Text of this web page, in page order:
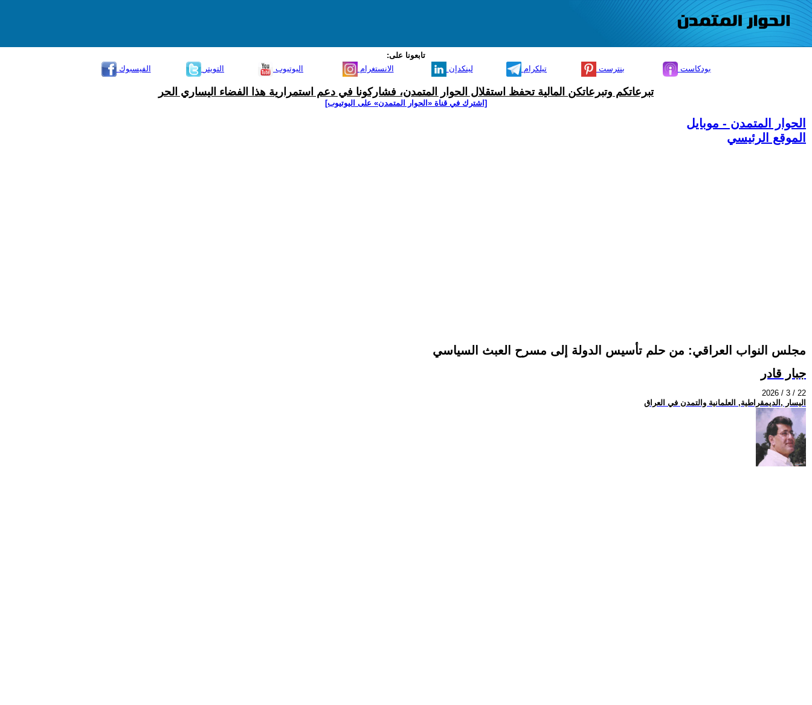
تابعونا على:
الفيسبوك
التويتر اليوتيوب الانستغرام لينكدإن تيلكرام بنترست بودكاست
تبرعاتكم وتبرعاتكن المالية تحفظ استقلال الحوار المتمدن، فشاركونا في دعم استمرارية هذا الفضاء اليساري الحر
[اشترك في قناة ‫«الحوار المتمدن» على اليوتيوب]
الحوار المتمدن - موبايل
الموقع الرئيسي
مجلس النواب العراقي: من حلم تأسيس الدولة إلى مسرح العبث السياسي
جبار قادر
2026 / 3 / 22
اليسار ,الديمقراطية, العلمانية والتمدن في العراق